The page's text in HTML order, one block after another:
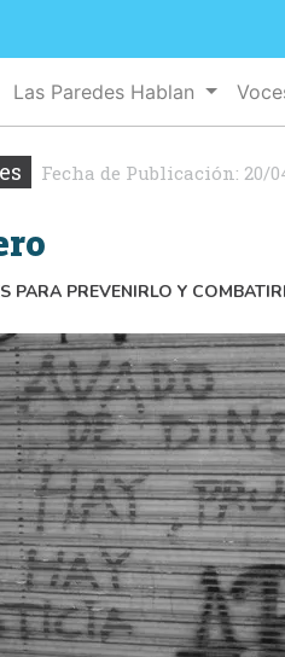
Las Paredes Hablan
Fecha de Publicación: 20/
PARA PREVENIRLO Y